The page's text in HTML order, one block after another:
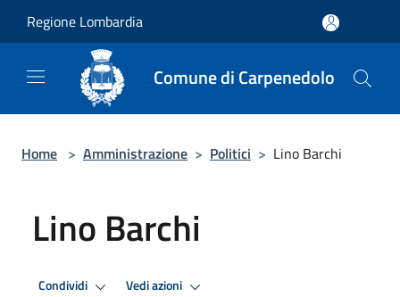
Regione Lombardia
Comune di Carpenedolo
Home > Amministrazione > Politici > Lino Barchi
Lino Barchi
Condividi Vedi azioni